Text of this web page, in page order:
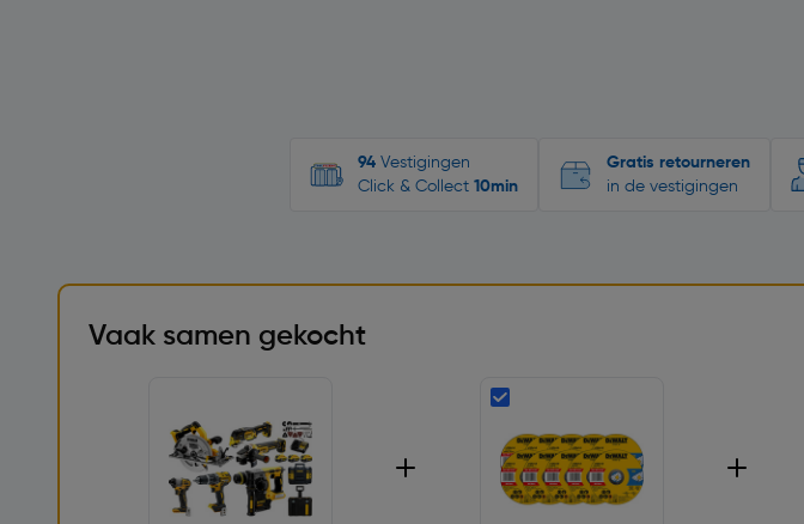
94 Vestigingen
Click & Collect 10min
Gratis retourneren
in de vestigingen
Vaak samen gekocht